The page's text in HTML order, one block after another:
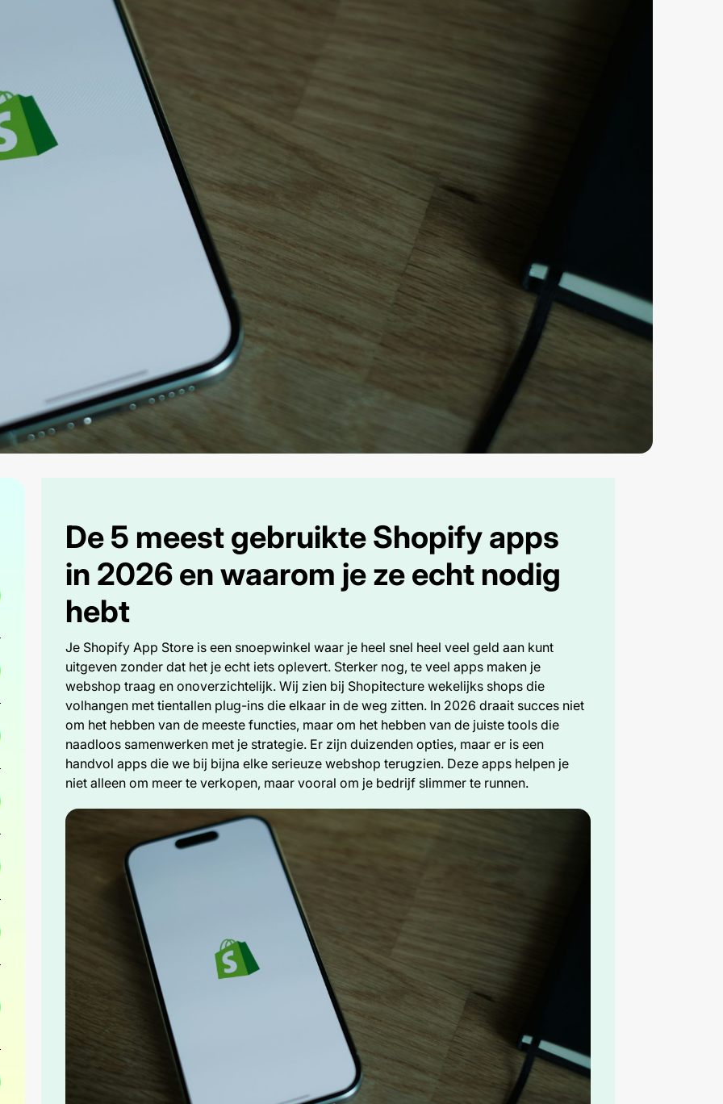
De 5 meest gebruikte Shopify apps
in 2026 en waarom je ze echt nodig
hebt
Je Shopify App Store is een snoepwinkel waar je heel snel heel veel geld aan kunt
uitgeven zonder dat het je echt iets oplevert. Sterker nog, te veel apps maken je
webshop traag en onoverzichtelijk. Wij zien bij Shopitecture wekelijks shops die
volhangen met tientallen plug-ins die elkaar in de weg zitten. In 2026 draait succes niet
om het hebben van de meeste functies, maar om het hebben van de juiste tools die
naadloos samenwerken met je strategie. Er zijn duizenden opties, maar er is een
handvol apps die we bij bijna elke serieuze webshop terugzien. Deze apps helpen je
niet alleen om meer te verkopen, maar vooral om je bedrijf slimmer te runnen.